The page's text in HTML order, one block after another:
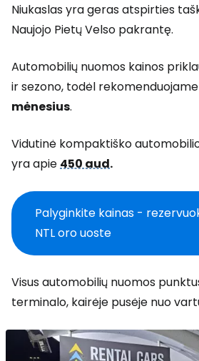
Niukaslas yra geras atspirties
Naujojo Pietų Velso pakrantę.
Automobilių nuomos kainos
ir sezono, todėl
mėnesius.
Vidutinė kompaktiško
yra apie 450 aud.
Palyginkite kainas -
NTL oro uoste
Visus automobilių nuomos
terminalo, kairėje pusėje nuo